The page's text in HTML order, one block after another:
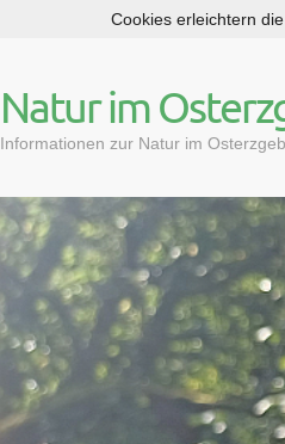
p
t
c
o
n
Natur im
Informationen zur Natur im
Cookies erleichtern